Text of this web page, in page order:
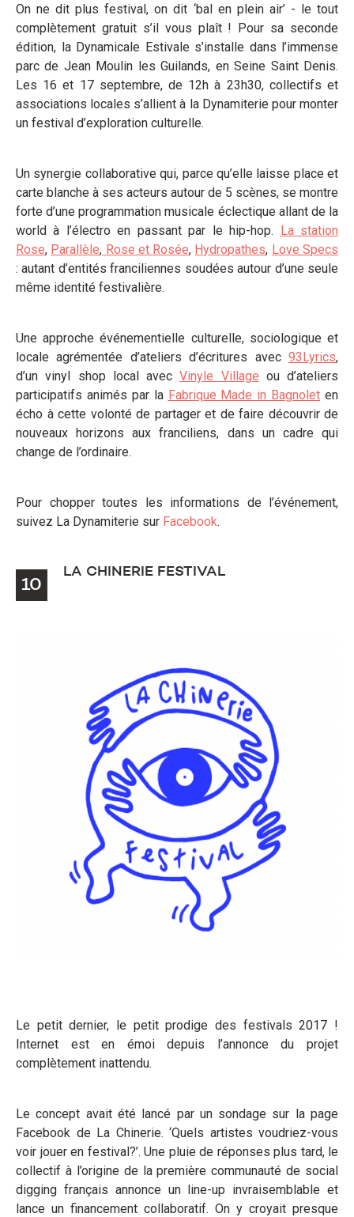
On ne dit plus festival, on dit ‘bal en plein air’ - le tout
complètement gratuit s’il vous plaît ! Pour sa seconde
édition, la Dynamicale Estivale s’installe dans l’immense
parc de Jean Moulin les Guilands, en Seine Saint Denis.
Les 16 et 17 septembre, de 12h à 23h30, collectifs et
associations locales s’allient à la Dynamiterie pour monter
un festival d’exploration culturelle.
Un synergie collaborative qui, parce qu’elle laisse place et
carte blanche à ses acteurs autour de 5 scènes, se montre
forte d’une programmation musicale éclectique allant de la
world à l’électro en passant par le hip-hop. La station
Rose, Parallèle, Rose et Rosée, Hydropathes, Love Specs
: autant d’entités franciliennes soudées autour d’une seule
même identité festivalière.
Une approche événementielle culturelle, sociologique et
locale agrémentée d’ateliers d’écritures avec 93Lyrics,
d’un vinyl shop local avecVinyle Village ou d’ateliers
participatifs animés par la Fabrique Made in Bagnolet en
écho à cette volonté de partager et de faire découvrir de
nouveaux horizons aux franciliens, dans un cadre qui
change de l’ordinaire.
Pour chopper toutes les informations de l’événement,
suivez La Dynamiterie sur Facebook.
10
LA CHINERIE FESTIVAL
Le petit dernier, le petit prodige des festivals 2017 !
Internet est en émoi depuis l’annonce du projet
complètement inattendu.
Le concept avait été lancé par un sondage sur la page
Facebook de La Chinerie. ‘Quels artistes voudriez-vous
voir jouer en festival?’. Une pluie de réponses plus tard, le
collectif à l’origine de la première communauté de social
digging français annonce un line-up invraisemblable et
lance un financement collaboratif. On y croyait presque